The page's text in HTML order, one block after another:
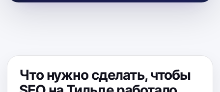
Что нужно сделать, чтобы